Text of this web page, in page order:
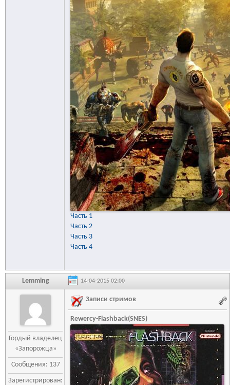
Часть 1
Часть 2
Часть 3
Часть 4
Lemming 14-04-2015 02:00
Гордый владелец
«Запорожца»
Сообщения: 137
Зарегистрирован:
Записи стримов
Rewercy-Flashback(SNES)